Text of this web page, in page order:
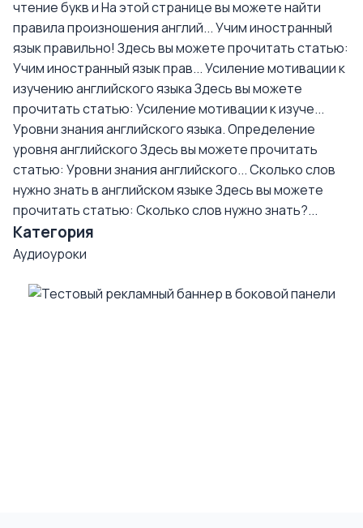
чтение букв иНа этой странице вы можете найти
правила произношения англий...Учим иностранный
язык правильно! Здесь вы можете прочитать статью:
Учим иностранный язык прав...Усиление мотивации к
изучению английского языкаЗдесь вы можете
прочитать статью: Усиление мотивации к изуче...
Уровни знания английского языка. Определение
уровня английскогоЗдесь вы можете прочитать
статью: Уровни знания английского...Сколько слов
нужно знать в английском языкеЗдесь вы можете
прочитать статью: Сколько слов нужно знать?...
Категория
Аудиоуроки